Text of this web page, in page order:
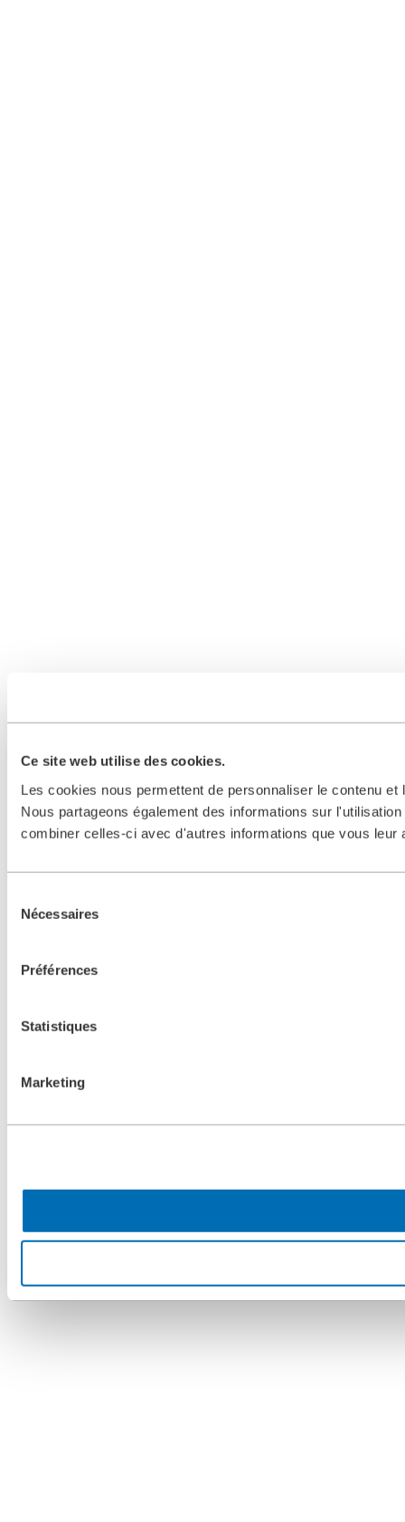
Ce site web utilise des cookies.
Les cookies nous permettent de personnaliser le contenu
Nous partageons également des informations sur
combiner celles-ci avec d'autres informations que vous
Nécessaires
Préférences
Statistiques
Marketing